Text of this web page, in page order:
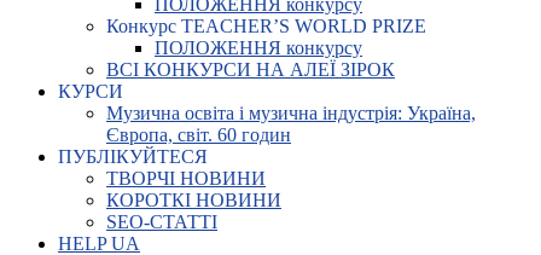
ПОЛОЖЕННЯ конкурсу
Конкурс TEACHER’S WORLD PRIZE
ПОЛОЖЕННЯ конкурсу
ВСІ КОНКУРСИ НА АЛЕЇ ЗІРОК
КУРСИ
Музична освіта і музична індустрія: Україна,
Європа, світ. 60 годин
ПУБЛІКУЙТЕСЯ
ТВОРЧІ НОВИНИ
КОРОТКІ НОВИНИ
SEO-СТАТТІ
HELP UA